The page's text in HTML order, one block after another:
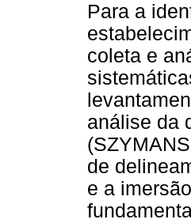
Para a
coleta e
análise da
de
e a